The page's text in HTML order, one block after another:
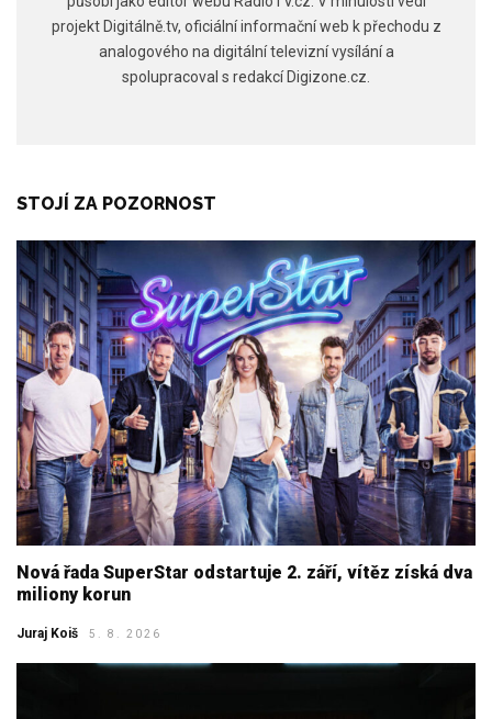
projekt Digitálně.tv, oficiální informační web k přechodu z
analogového na digitální televizní vysílání a
spolupracoval s redakcí Digizone.cz.
STOJÍ ZA POZORNOST
Nová řada SuperStar odstartuje 2. září, vítěz získá dva
miliony korun
Juraj Koiš 5. 8. 2026